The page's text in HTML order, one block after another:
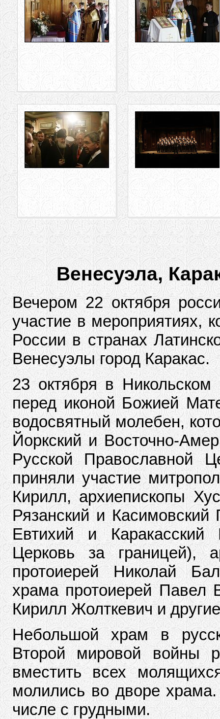
Венесуэла,
Вечером 22 октября
участие в мероприятиях,
России в странах
Венесуэлы город Каракас.
23 октября в
перед иконой Божией
водосвятный молебен,
Йоркский и Восточно-
Русской Православной
приняли участие
Кирилл, архиепископы
Рязанский и
Евтихий и Каракасский
Церковь за границей),
протоиерей Николай
храма протоиерей Павел
Кирилл Жолткевич и
Небольшой храм в
Второй мировой войны
вместить всех
молились во дворе
числе с грудными.